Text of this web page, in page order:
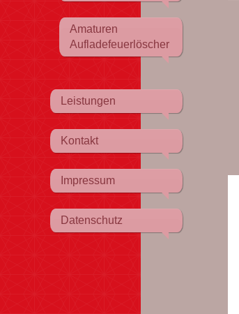
Amaturen
Aufladefeuerlöscher
Leistungen
Kontakt
Impressum
Datenschutz